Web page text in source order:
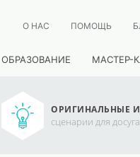
О НАС ПОМОЩЬ
ОБРАЗОВАНИЕ МАСТЕР-
ОРИГИНАЛЬНЫЕ
сценарии для досуга